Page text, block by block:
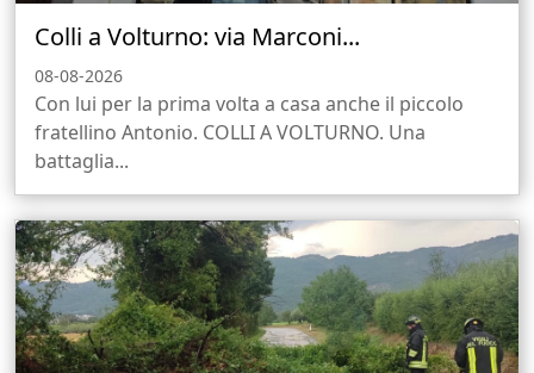
Colli a Volturno: via Marconi...
08-08-2026
Con lui per la prima volta a casa anche il piccolo
fratellino Antonio. COLLI A VOLTURNO. Una
battaglia...